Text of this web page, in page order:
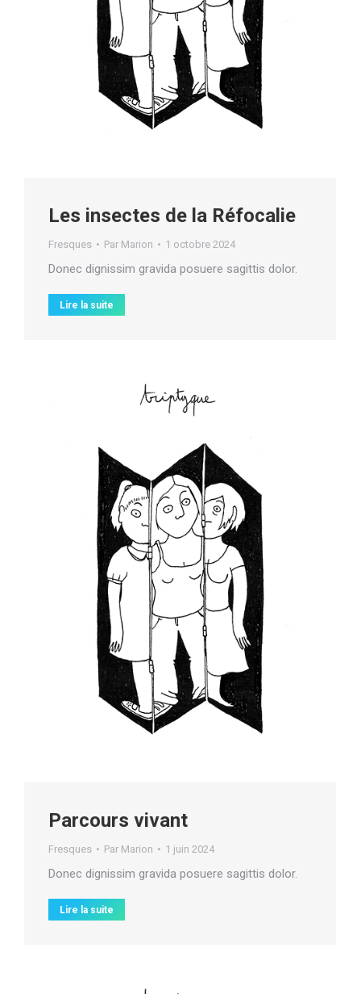
Les insectes de la Réfocalie
Fresques Par Marion 1 octobre 2024
Donec dignissim gravida posuere sagittis dolor.
Lire la suite
Parcours vivant
Fresques Par Marion 1 juin 2024
Donec dignissim gravida posuere sagittis dolor.
Lire la suite